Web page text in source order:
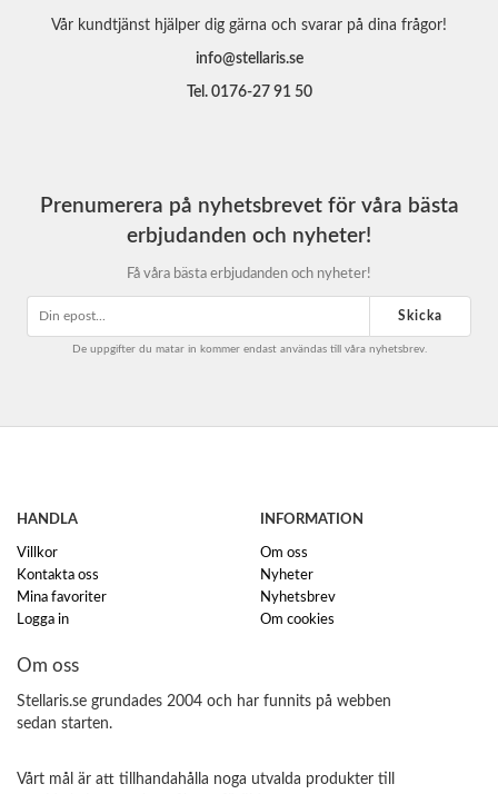
Vår kundtjänst hjälper dig gärna och svarar på dina frågor!
info@stellaris.se
Tel. 0176-27 91 50
Prenumerera på nyhetsbrevet för våra bästa
erbjudanden och nyheter!
Få våra bästa erbjudanden och nyheter!
Skicka
De uppgifter du matar in kommer endast användas till våra nyhetsbrev.
HANDLA
Villkor
Kontakta oss
Mina favoriter
Logga in
INFORMATION
Om oss
Nyheter
Nyhetsbrev
Om cookies
Om oss
Stellaris.se grundades 2004 och har funnits på webben
sedan starten.
Vårt mål är att tillhandahålla noga utvalda produkter till